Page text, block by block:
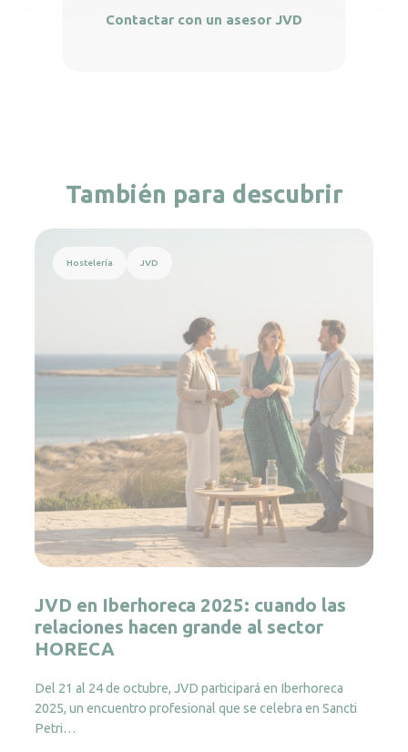
Contactar con un asesor JVD
También para descubrir
Hostelería JVD
JVD en Iberhoreca 2025: cuando las
relaciones hacen grande al sector
HORECA
Del 21 al 24 de octubre, JVD participará en Iberhoreca
2025, un encuentro profesional que se celebra en Sancti
Petri…
Leer más